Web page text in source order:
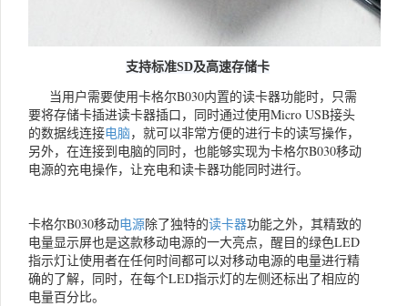
支持标准SD及高速存储卡
当用户需要使用卡格尔B030内置的读卡器功能时，只需
要将存储卡插进读卡器插口，同时通过使用Micro USB接头
的数据线连接电脑，就可以非常方便的进行卡的读写操作，
另外，在连接到电脑的同时，也能够实现为卡格尔B030移动
电源的充电操作，让充电和读卡器功能同时进行。
卡格尔B030移动电源除了独特的读卡器功能之外，其精致的
电量显示屏也是这款移动电源的一大亮点，醒目的绿色LED
指示灯让使用者在任何时间都可以对移动电源的电量进行精
确的了解，同时，在每个LED指示灯的左侧还标出了相应的
电量百分比。